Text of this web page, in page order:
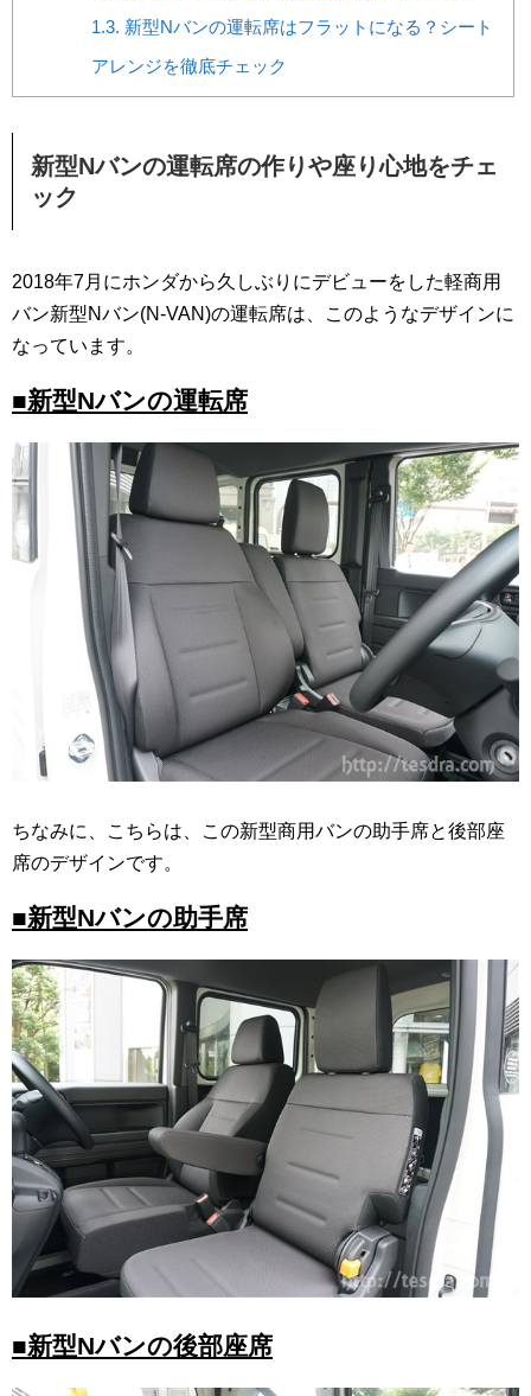
1.3. 新型Nバンの運転席はフラットになる？シート
アレンジを徹底チェック
新型Nバンの運転席の作りや座り心地をチェ
ック
2018年7月にホンダから久しぶりにデビューをした軽商用
バン新型Nバン(N-VAN)の運転席は、このようなデザインに
なっています。
■新型Nバンの運転席
ちなみに、こちらは、この新型商用バンの助手席と後部座
席のデザインです。
■新型Nバンの助手席
■新型Nバンの後部座席